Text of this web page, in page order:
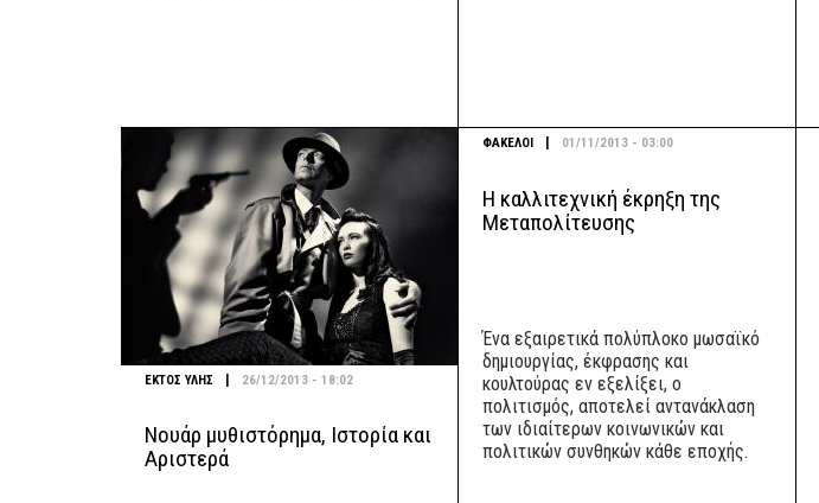
ΕΚΤΟΣ ΥΛΗΣ | 26/12/2013 - 18:02
Νουάρ μυθιστόρημα, Ιστορία και
Αριστερά
ΦΑΚΕΛΟΙ 01/11/2013 - 03:00
Η καλλιτεχνική έκρηξη της
Mεταπολίτευσης
Ένα εξαιρετικά πολύπλοκο μωσαϊκό
δημιουργίας, έκφρασης και
κουλτούρας εν εξελίξει, ο
πολιτισμός, αποτελεί αντανάκλαση
των ιδιαίτερων κοινωνικών και
πολιτικών συνθηκών κάθε εποχής.